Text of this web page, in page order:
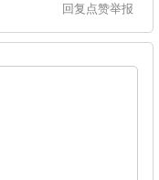
回复 点赞举报